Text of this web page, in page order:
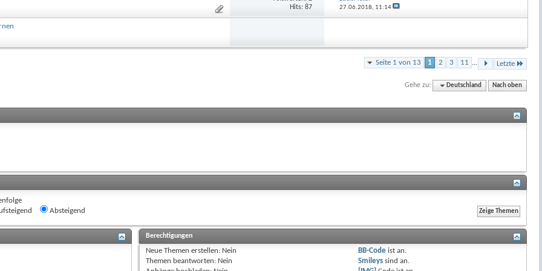
Hits: 87
27.06.2018, 11:14
Seite 1 von 13 1 2 3 11 ... Letzte
Gehe zu: Deutschland Nach oben
Absteigend
Berechtigungen
Neue Themen erstellen: Nein
Themen beantworten: Nein
BB-Codeist an.
Smileyssind an.